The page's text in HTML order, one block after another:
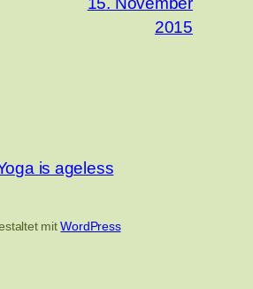
2015
is ageless
mitWordPress